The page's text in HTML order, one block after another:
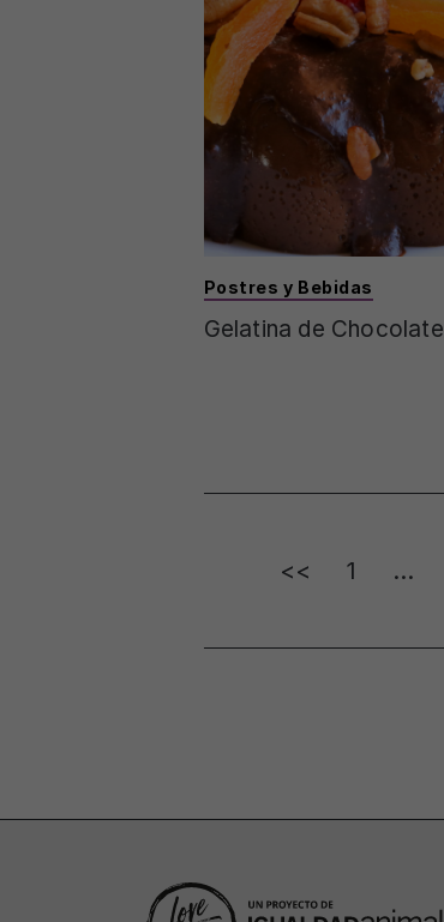
Postres y Bebidas
Gelatina de Chocolate
<< 1 …